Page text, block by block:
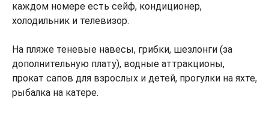
каждом номере есть сейф, кондиционер,
холодильник и телевизор.
На пляже теневые навесы, грибки, шезлонги (за
дополнительную плату), водные аттракционы,
прокат сапов для взрослых и детей, прогулки на яхте,
рыбалка на катере.